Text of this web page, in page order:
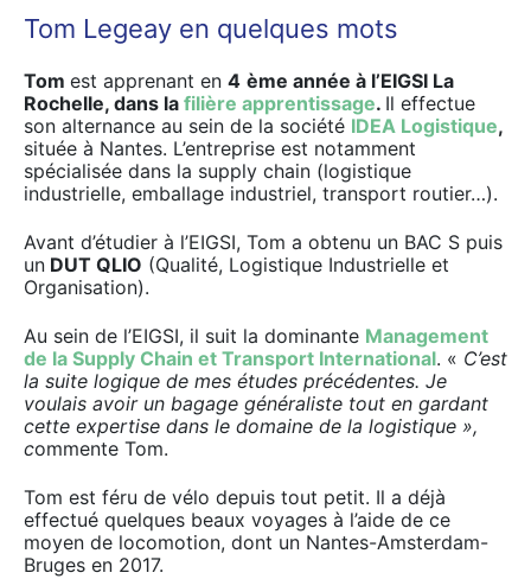
Tom Legeay en quelques mots
Tom est apprenant en 4 ème année à l’EIGSI La
Rochelle, dans la filière apprentissage. Il effectue
son alternance au sein de la société IDEA Logistique,
située à Nantes. L’entreprise est notamment
spécialisée dans la supply chain (logistique
industrielle, emballage industriel, transport routier…).
Avant d’étudier à l’EIGSI, Tom a obtenu un BAC S puis
un DUT QLIO (Qualité, Logistique Industrielle et
Organisation).
Au sein de l’EIGSI, il suit la dominante Management
de la Supply Chain et Transport International. « C’est
la suite logique de mes études précédentes. Je
voulais avoir un bagage généraliste tout en gardant
cette expertise dans le domaine de la logistique »,
commente Tom.
Tom est féru de vélo depuis tout petit. Il a déjà
effectué quelques beaux voyages à l’aide de ce
moyen de locomotion, dont un Nantes-Amsterdam-
Bruges en 2017.